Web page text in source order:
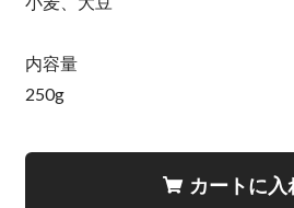
内容量
250g
カートに入